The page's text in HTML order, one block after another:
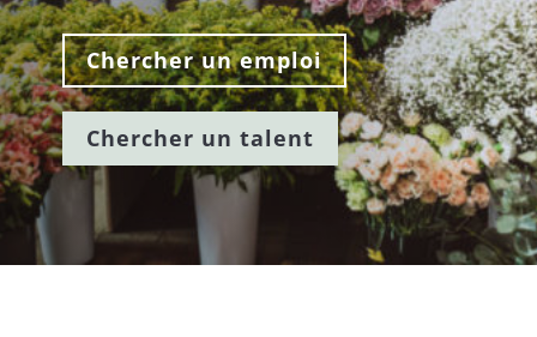
Chercher un emploi
Chercher un talent